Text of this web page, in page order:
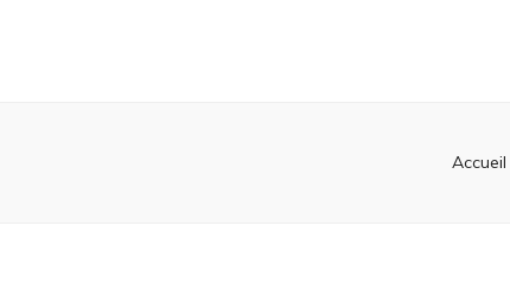
Accueil